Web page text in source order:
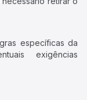
específicas da
exigências